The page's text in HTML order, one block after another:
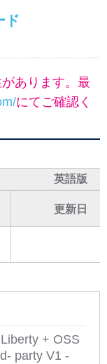
ド
あります。最
にてご確認く
英語版
更新日
+ OSS
party V1 -